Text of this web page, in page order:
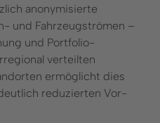
anonymisierte
und Fahrzeugströmen –
und Portfolio-
verteilten
ermöglicht dies
reduzierten Vor-